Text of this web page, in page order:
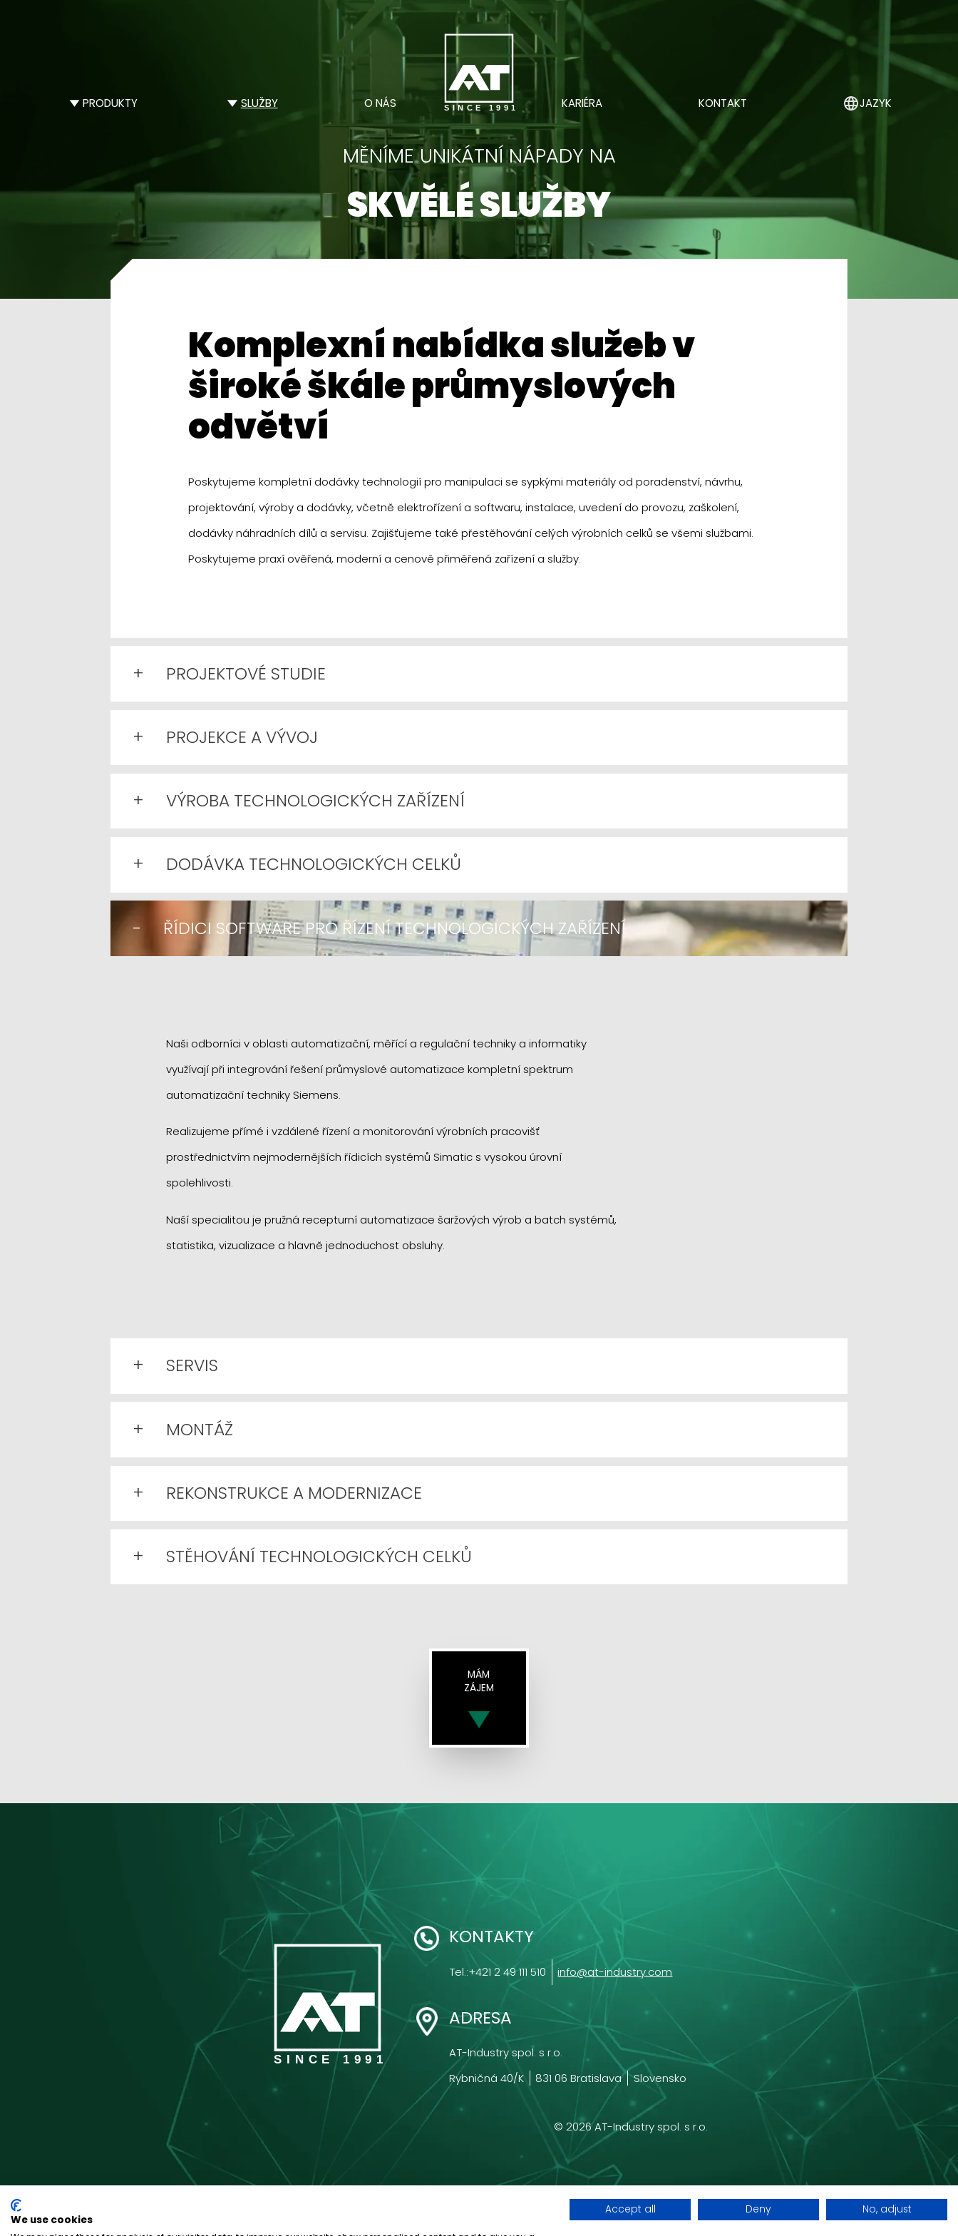
PRODUKTY SLUŽBY O NÁS SINCE 1991 KARIÉRA KONTAKT JAZYK
MĚNÍME UNIKÁTNÍ NÁPADY NA
SKVĚLÉ SLUŽBY
komplexní nabídka služeb v
široké škále průmyslových
odvětví
Poskytujeme kompletní dodávky technologií pro manipulaci se sypkými materiály od poradenství, návrhu,
projektování, výroby a dodávky, včetně elektrořízení a softwaru, instalace, uvedení do provozu, zaškolení,
dodávky náhradních dílů a servisu. Zajišťujeme také přestěhování celých výrobních celků se všemi službami.
Poskytujeme praxí ověřená, moderní a cenově přiměřená zařízení a služby.
+ PROJEKTOVÉ STUDIE
+ PROJEKCE A VÝVOJ
+ VÝROBA TECHNOLOGICKÝCH ZAŘÍZENÍ
+ DODÁVKA TECHNOLOGICKÝCH CELKŮ
- ŘÍDICI SOFTWARE PRO ŘÍZENÍ TECHNOLOGICKÝCH ZAŘÍZENÍ
Naši odborníci v oblasti automatizační, měřící a regulační techniky a informatiky
využívají při integrování řešení průmyslové automatizace kompletní spektrum
automatizační techniky Siemens.
Realizujeme přímé i vzdálené řízení a monitorování výrobních pracovišť
prostřednictvím nejmodernějších řídicích systémů Simatic s vysokou úrovní
spolehlivosti.
Naší specialitou je pružná recepturní automatizace šaržových výrob a batch systémů,
statistika, vizualizace a hlavně jednoduchost obsluhy.
+ SERVIS
+ MONTÁŽ
+ REKONSTRUKCE A MODERNIZACE
+ STĚHOVÁNÍ TECHNOLOGICKÝCH CELKŮ
MÁM
ZÁJEM
SINCE 1991
KONTAKTY
Tel.:+421 2 49 111 510 info@at-industry.com
ADRESA
AT-Industry spol. s r.o.
Rybničná 40/K
831 06 Bratislava Slovensko
© 2026AT-Industry spol. s r.o.
We use cookies
Accept all Deny No, adjust